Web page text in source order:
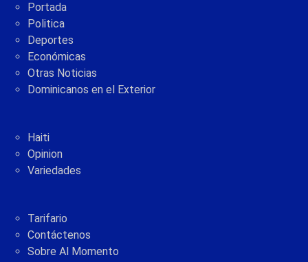
Portada
Politica
Deportes
Económicas
Otras Noticias
Dominicanos en el Exterior
Haiti
Opinion
Variedades
Tarifario
Contáctenos
Sobre Al Momento